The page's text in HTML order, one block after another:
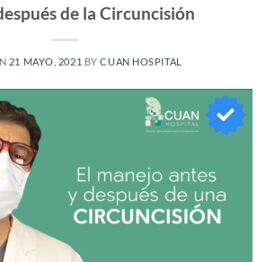
de la Circuncisión
21 MAYO, 2021 BYCUAN HOSPITAL